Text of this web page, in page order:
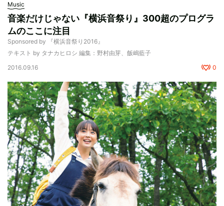
Music
音楽だけじゃない『横浜音祭り』300超のプログラ
ムのここに注目
Sponsored by 『横浜音祭り2016』
テキスト by タナカヒロシ 編集：野村由芽、飯嶋藍子
2016.09.16
0